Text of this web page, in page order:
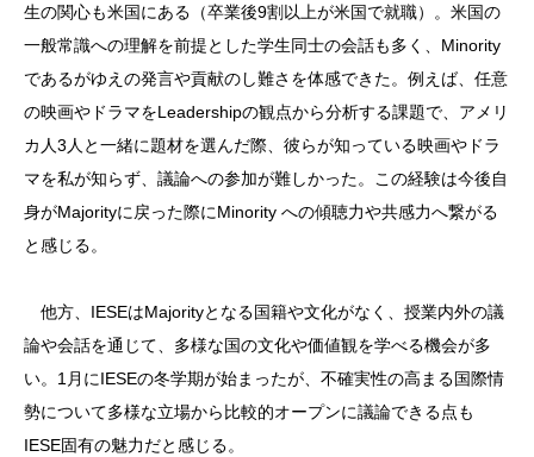
生の関心も米国にある（卒業後9割以上が米国で就職）。米国の
一般常識への理解を前提とした学生同士の会話も多く、Minority
であるがゆえの発言や貢献のし難さを体感できた。例えば、任意
の映画やドラマをLeadershipの観点から分析する課題で、アメリ
カ人3人と一緒に題材を選んだ際、彼らが知っている映画やドラ
マを私が知らず、議論への参加が難しかった。この経験は今後自
身がMajorityに戻った際にMinority への傾聴力や共感力へ繋がる
と感じる。
他方、IESEはMajorityとなる国籍や文化がなく、授業内外の議
論や会話を通じて、多様な国の文化や価値観を学べる機会が多
い。1月にIESEの冬学期が始まったが、不確実性の高まる国際情
勢について多様な立場から比較的オープンに議論できる点も
IESE固有の魅力だと感じる。